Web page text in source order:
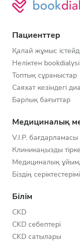
Пациенттер
Қалай жұмыс
Неліктен
Топтық сұраныстар
Саяхат кезіндегі
Барлық бағыттар
Медициналық
V.I.P. бағдарламасы
Клиникаңызды
Медициналық
Біздің
Білім
CKD
CKD себептері
CKD сатылары